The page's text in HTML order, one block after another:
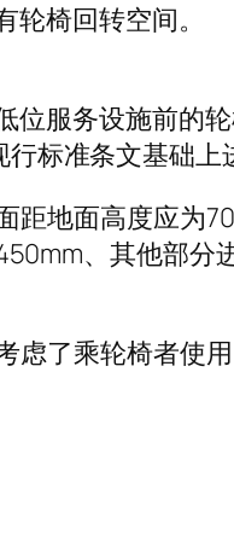
椅回转空间。
位服务设施前的
标准条文基础上
距地面高度应为
、其他部分
虑了乘轮椅者使